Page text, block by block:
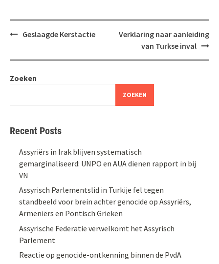
BerichtGeslaagde Kerstactie
Verklaring naar aanleiding
van Turkse inval
Zoeken
ZOEKEN
Recent Posts
Assyriërs in Irak blijven systematisch
gemarginaliseerd: UNPO en AUA dienen rapport in bij
VN
Assyrisch Parlementslid in Turkije fel tegen
standbeeld voor brein achter genocide op Assyriërs,
Armeniërs en Pontisch Grieken
Assyrische Federatie verwelkomt het Assyrisch
Parlement
Reactie op genocide-ontkenning binnen de PvdA